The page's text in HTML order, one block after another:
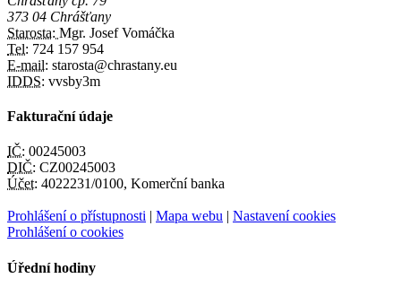
373 04 Chrášťany
Starosta: Mgr. Josef Vomáčka
Tel: 724 157 954
E-mail: starosta@chrastany.eu
IDDS: vvsby3m
Fakturační údaje
IČ: 00245003
DIČ: CZ00245003
Účet: 4022231/0100, Komerční banka
Prohlášení o přístupnosti | Mapa webu | Nastavení cookies
Prohlášení o cookies
Úřední hodiny